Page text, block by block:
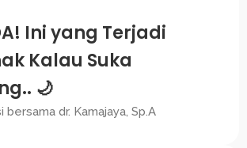
Ini yang Terjadi
Kalau Suka
🌙
dr. Kamajaya, Sp.A